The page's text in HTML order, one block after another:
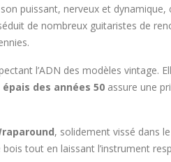
puissant, nerveux et dynamique,
de nombreux guitaristes de
l’ADN des modèles vintage.
des années 50 assure une
, solidement vissé dans
bois tout en laissant l’instrument